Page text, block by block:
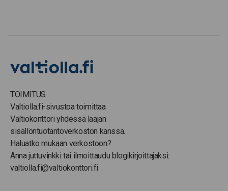
TOIMITUS
Valtiolla.fi-sivustoa toimittaa
Valtiokonttori yhdessä laajan
sisällöntuotantoverkoston kanssa.
Haluatko mukaan verkostoon?
Anna juttuvinkki tai ilmoittaudu blogikirjoittajaksi:
valtiolla.fi@valtiokonttori.fi